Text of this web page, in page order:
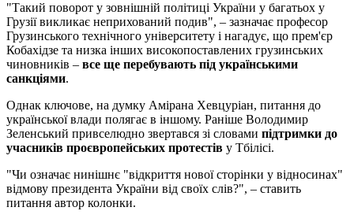
"Такий поворот у зовнішній політиці України у багатьох у
Грузії викликає неприхований подив", – зазначає професор
Грузинського технічного університету і нагадує, що прем'єр
Кобахідзе та низка інших високопоставлених грузинських
чиновників – все ще перебувають під українськими
санкціями.
Однак ключове, на думку Амірана Хевцуріан, питання до
української влади полягає в іншому. Раніше Володимир
Зеленський привселюдно звертався зі словами підтримки до
учасників проєвропейських протестів у Тбілісі.
"Чи означає нинішнє "відкриття нової сторінки у відносинах"
відмову президента України від своїх слів?", – ставить
питання автор колонки.